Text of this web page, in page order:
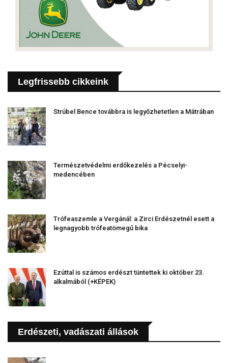
Legfrissebb cikkeink
Strúbel Bence továbbra is legyőzhetetlen a Mátrában
Természetvédelmi erdőkezelés a Pécselyi-
medencében
Trófeaszemle a Vergánál: a Zirci Erdészetnél esett a
legnagyobb trófeatömegű bika
Ezúttal is számos erdészt tüntettek ki október 23.
alkalmából (+KÉPEK)
Erdészeti, vadászati állások